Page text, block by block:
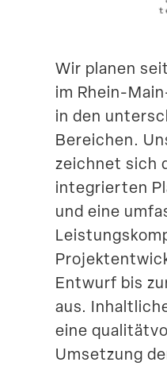
Wir planen
im Rhein-
in den
Bereichen.
zeichnet sich
integrierten
und eine
Entwurf bis
aus.
eine
Umsetzung